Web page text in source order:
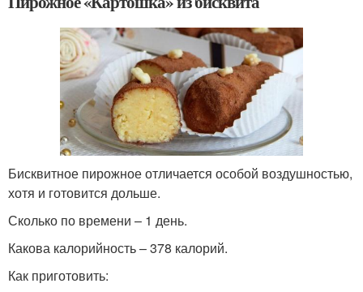
Бисквитное пирожное отличается особой воздушностью,
хотя и готовится дольше.
Сколько по времени – 1 день.
Какова калорийность – 378 калорий.
Как приготовить: